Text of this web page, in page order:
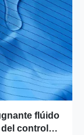
flúido
control